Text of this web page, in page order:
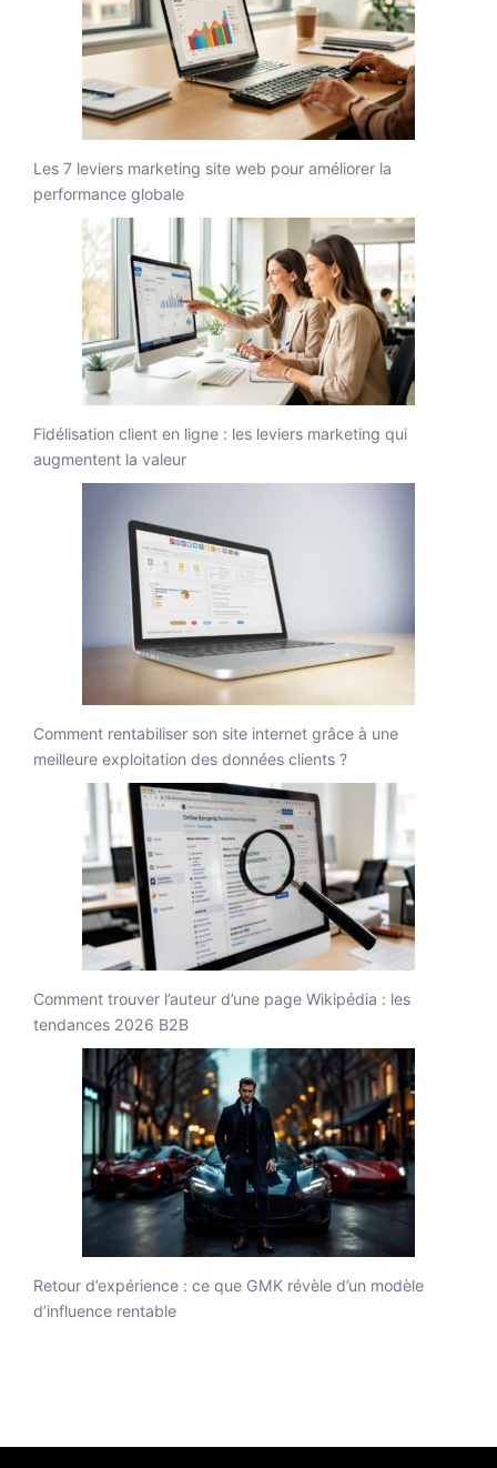
Les 7 leviers marketing site web pour améliorer la
performance globale
Fidélisation client en ligne : les leviers marketing qui
augmentent la valeur
Comment rentabiliser son site internet grâce à une
meilleure exploitation des données clients ?
Comment trouver l’auteur d’une page Wikipédia : les
tendances 2026 B2B
Retour d’expérience : ce que GMK révèle d’un modèle
d’influence rentable